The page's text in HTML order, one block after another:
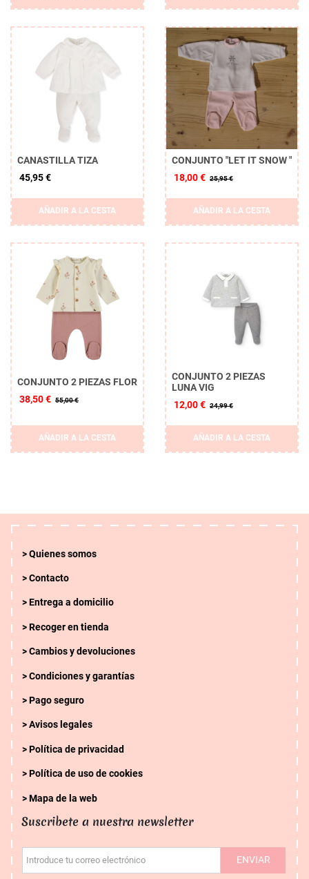
CANASTILLA TIZA
45,95 €
AÑADIR A LA CESTA
CONJUNTO "LET IT SNOW "
18,00 € 25,95 €
AÑADIR A LA CESTA
CONJUNTO 2 PIEZAS FLOR
38,50 € 55,00 €
AÑADIR A LA CESTA
CONJUNTO 2 PIEZAS
LUNA VIG
12,00 € 24,99 €
AÑADIR A LA CESTA
Quienes somos
Contacto
Entrega a domicilio
Recoger en tienda
Cambios y devoluciones
Condiciones y garantías
Pago seguro
Avisos legales
Política de privacidad
Política de uso de cookies
Mapa de la web
Suscribete a nuestra newsletter
Introduce tu correo electrónico ENVIAR